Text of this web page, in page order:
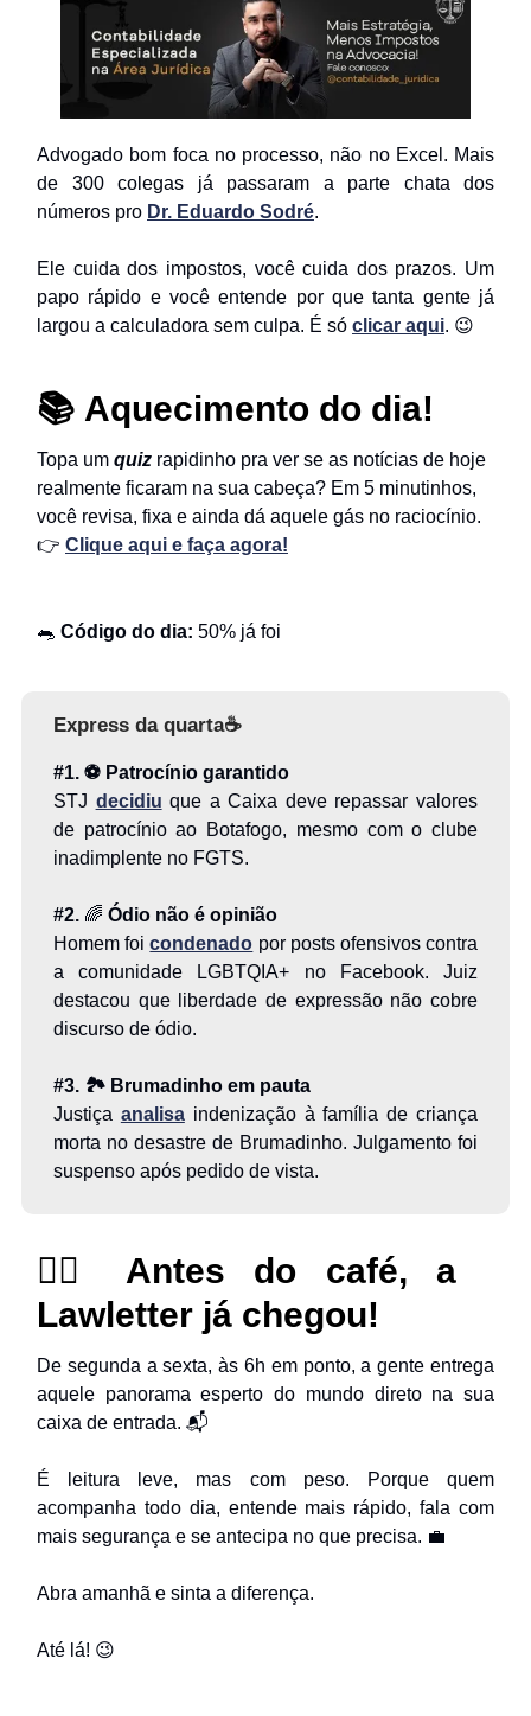
Advogado bom foca no processo, não no Excel. Mais
de 300 colegas já passaram a parte chata dos
números pro Dr. Eduardo Sodré.
Ele cuida dos impostos, você cuida dos prazos. Um
papo rápido e você entende por que tanta gente já
largou a calculadora sem culpa. É só clicar aqui. 😉
📚 Aquecimento do dia!
Topa um quiz rapidinho pra ver se as notícias de hoje
realmente ficaram na sua cabeça? Em 5 minutinhos,
você revisa, fixa e ainda dá aquele gás no raciocínio.
👉 Clique aqui e faça agora!
🐀 Código do dia: 50% já foi
Express da quarta☕
#1. ⚽ Patrocínio garantido
STJ decidiu que a Caixa deve repassar valores
de patrocínio ao Botafogo, mesmo com o clube
inadimplente no FGTS.
#2. 🌈 Ódio não é opinião
Homem foicondenado por posts ofensivos contra
a comunidade LGBTQIA+ no Facebook. Juiz
destacou que liberdade de expressão não cobre
discurso de ódio.
#3. 🏞️ Brumadinho em pauta
Justiça analisaindenização à família de criança
morta no desastre de Brumadinho. Julgamento foi
suspenso após pedido de vista.
🏃‍♂️ Antes do café, a
Lawletter já chegou!
De segunda a sexta, às 6h em ponto, a gente entrega
aquele panorama esperto do mundo direto na sua
caixa de entrada. 📬
É leitura leve, mas com peso. Porque quem
acompanha todo dia, entende mais rápido, fala com
mais segurança e se antecipa no que precisa. 💼
Abra amanhã e sinta a diferença.
Até lá! 😉